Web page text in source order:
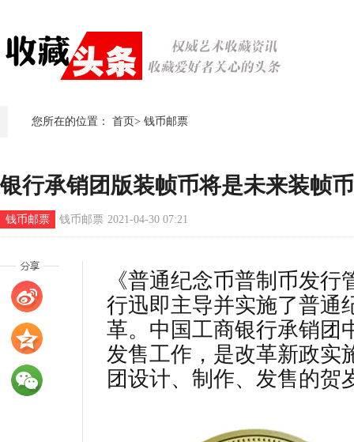
您所在的位置： 首页> 钱币邮票
银行承销团版装帧币将是未来装帧
钱币邮票 钱币邮票 2021-04-30 07:21
《普通纪念币普制币发
行迅即主导并实施了普通
革。中国工商银行承销团
发售工作，是改革新政实
团设计、制作、发售的贺